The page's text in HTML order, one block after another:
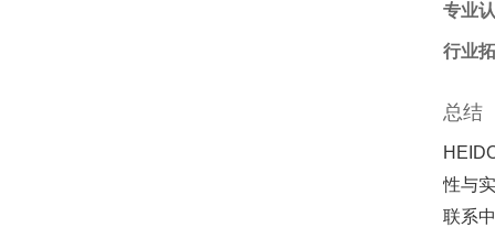
专业
行业
总结
性与
联系